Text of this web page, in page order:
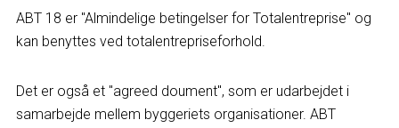
ABT 18 er "Almindelige betingelser for Totalentreprise" og
kan benyttes ved totalentrepriseforhold.
Det er også et "agreed doument", som er udarbejdet i
samarbejde mellem byggeriets organisationer. ABT